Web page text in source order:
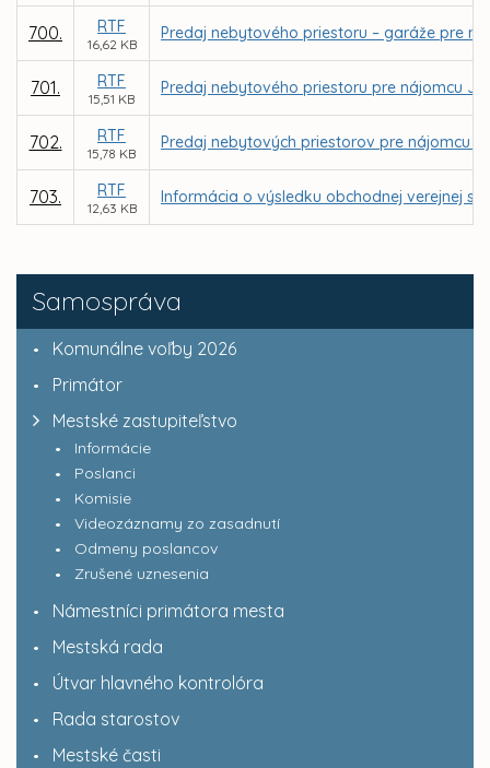
Samospráva
Komunálne voľby 2026
Primátor
Mestské zastupiteľstvo
Informácie
Poslanci
Komisie
Videozáznamy zo zasadnutí
Odmeny poslancov
Zrušené uznesenia
Námestníci primátora mesta
Mestská rada
Útvar hlavného kontrolóra
Rada starostov
Mestské časti
700. RTF
16,62 KB
Predaj nebytového priestoru – garáže pre
701. RTF
15,51 KB
Predaj nebytového priestoru pre nájomcu
702. RTF
15,78 KB
Predaj nebytových priestorov pre nájomcu
703. RTF
12,63 KB
Informácia o výsledku obchodnej verejnej